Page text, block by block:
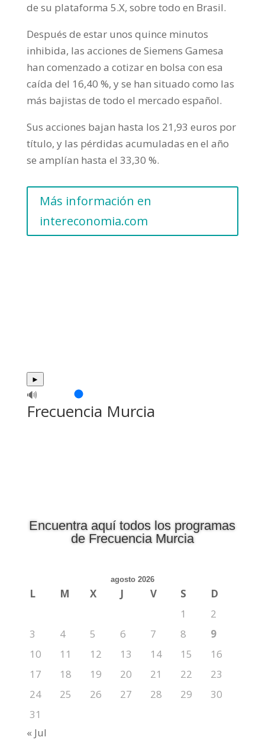
de su plataforma 5.X, sobre todo en Brasil.
Después de estar unos quince minutos
inhibida, las acciones de Siemens Gamesa
han comenzado a cotizar en bolsa con esa
caída del 16,40 %, y se han situado como las
más bajistas de todo el mercado español.
Sus acciones bajan hasta los 21,93 euros por
título, y las pérdidas acumuladas en el año
se amplían hasta el 33,30 %.
Más información en
intereconomia.com
►
🔊
Frecuencia Murcia
Encuentra aquí todos los programas
de Frecuencia Murcia
agosto 2026
L M X J V S
D
1
2
3
4 5 6 7 8
9
10
11 12 13 14 15
16
17
18 19 20 21 22
23
24
25 26 27 28 29
30
31
« Jul